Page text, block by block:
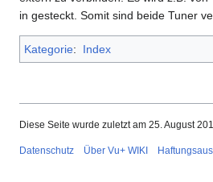
in gesteckt. Somit sind beide Tuner
Kategorie: Index
Diese Seite wurde zuletzt am 25. August
Datenschutz Über Vu+ WIKI